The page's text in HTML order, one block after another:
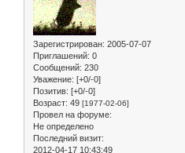
Зарегистрирован: 2005-07-07
Приглашений: 0
Сообщений: 230
Уважение: [+0/-0]
Позитив: [+0/-0]
Возраст: 49 [1977-02-06]
Провел на форуме:
Не определено
Последний визит:
2012-04-17 10:43:49